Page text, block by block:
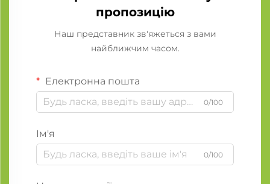
пропозицію
Наш представник зв'яжеться з вами
найближчим часом.
Електронна пошта
0/100
Ім'я
0/100